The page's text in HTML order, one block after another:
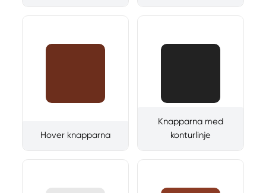
Hover knapparna
Knapparna med
konturlinje